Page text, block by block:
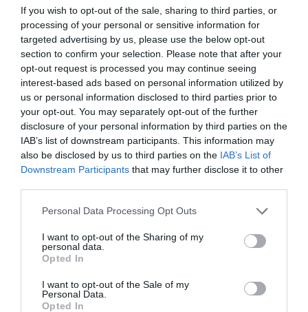
If you wish to opt-out of the sale, sharing to third parties, or
processing of your personal or sensitive information for
targeted advertising by us, please use the below opt-out
section to confirm your selection. Please note that after your
opt-out request is processed you may continue seeing
interest-based ads based on personal information utilized by
us or personal information disclosed to third parties prior to
your opt-out. You may separately opt-out of the further
disclosure of your personal information by third parties on the
IAB’s list of downstream participants. This information may
also be disclosed by us to third parties on the IAB’s List of
Downstream Participants that may further disclose it to other
Personal Data Processing Opt Outs
I want to opt-out of the Sharing of my
personal data.
Opted In
I want to opt-out of the Sale of my
Personal Data.
Opted In
licitat 125 obres o lots vinculats als fons Next
Generation per un import total de 85,6 milions
d'euros, cosa que representa l'11% de la licitació
total trimestral.
Segons la CCOC, aquest percentatge de licitació
“confirma la tendència a la baixa de les obres
finançades per aquests fons”, que van suposar el
14,7% de la licitació l'any 2024 i el 23,4% l'any
2023.
Cal recordar que les obres que es licitin sota
aquest mecanisme europeu hauran d'estar
executades abans de la finalització de l'any 2026.
Afegir